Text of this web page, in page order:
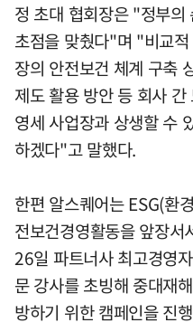
정 초대 협회장은 "정부의
초점을 맞췄다"며 "비교
장의 안전보건 체계 구축
제도 활용 방안 등 회사
영세 사업장과 상생할 수
하겠다"고 말했다.
한편 알스퀘어는 ESG(환
전보건경영활동을 앞장
26일 파트너사 최고경영
문 강사를 초빙해 중대재
방하기 위한 캠페인을 진